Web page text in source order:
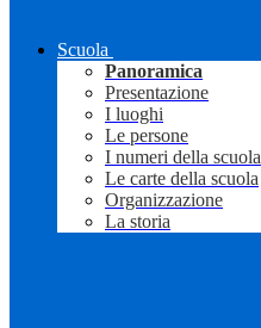
Scuola
Panoramica
Presentazione
I luoghi
Le persone
I numeri della scuola
Le carte della scuola
Organizzazione
La storia